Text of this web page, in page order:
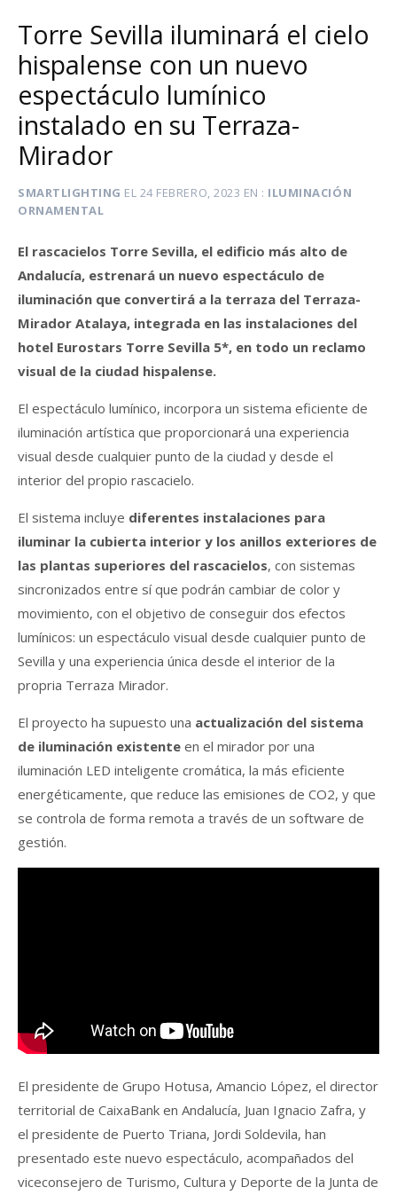
Torre Sevilla iluminará el cielo
hispalense con un nuevo
espectáculo lumínico
instalado en su Terraza-
Mirador
SMARTLIGHTING EL 24 FEBRERO, 2023 EN
ILUMINACIÓN
ORNAMENTAL
El rascacielos Torre Sevilla, el edificio más alto de
Andalucía, estrenará un nuevo espectáculo de
iluminación que convertirá a la terraza del Terraza-
Mirador Atalaya, integrada en las instalaciones del
hotel Eurostars Torre Sevilla 5*, en todo un reclamo
visual de la ciudad hispalense.
El espectáculo lumínico, incorpora un sistema eficiente de
iluminación artística que proporcionará una experiencia
visual desde cualquier punto de la ciudad y desde el
interior del propio rascacielo.
El sistema incluye diferentes instalaciones para
iluminar la cubierta interior y los anillos exteriores de
las plantas superiores del rascacielos, con sistemas
sincronizados entre sí que podrán cambiar de color y
movimiento, con el objetivo de conseguir dos efectos
lumínicos: un espectáculo visual desde cualquier punto de
Sevilla y una experiencia única desde el interior de la
propria Terraza Mirador.
El proyecto ha supuesto una actualización del sistema
de iluminación existente en el mirador por una
iluminación LED inteligente cromática, la más eficiente
energéticamente, que reduce las emisiones de CO2, y que
se controla de forma remota a través de un software de
gestión.
El presidente de Grupo Hotusa, Amancio López, el director
territorial de CaixaBank en Andalucía, Juan Ignacio Zafra, y
el presidente de Puerto Triana, Jordi Soldevila, han
presentado este nuevo espectáculo, acompañados del
viceconsejero de Turismo, Cultura y Deporte de la Junta de